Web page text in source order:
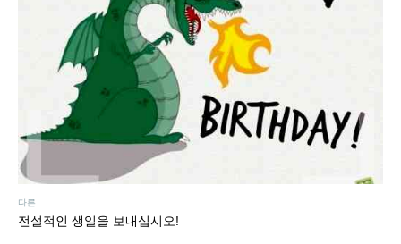
다른
전설적인 생일을 보내십시오!